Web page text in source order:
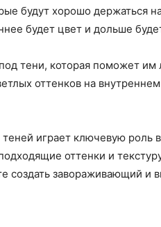
будут хорошо держаться
будет цвет и дольше
тени, которая поможет
оттенков на
играет ключевую роль
оттенки и
завораживающий и